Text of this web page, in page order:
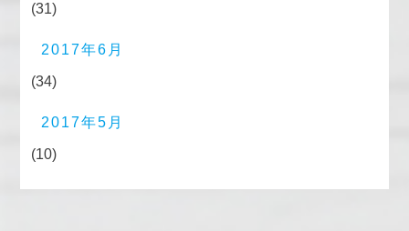
(31)
2017年6月
(34)
2017年5月
(10)